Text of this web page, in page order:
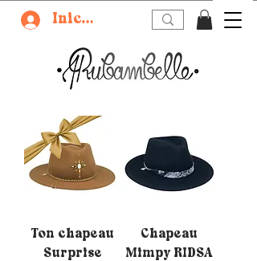
Iniciar sesión
Ton chapeau
Surprise
Chapeau
Mimpy RIDSA